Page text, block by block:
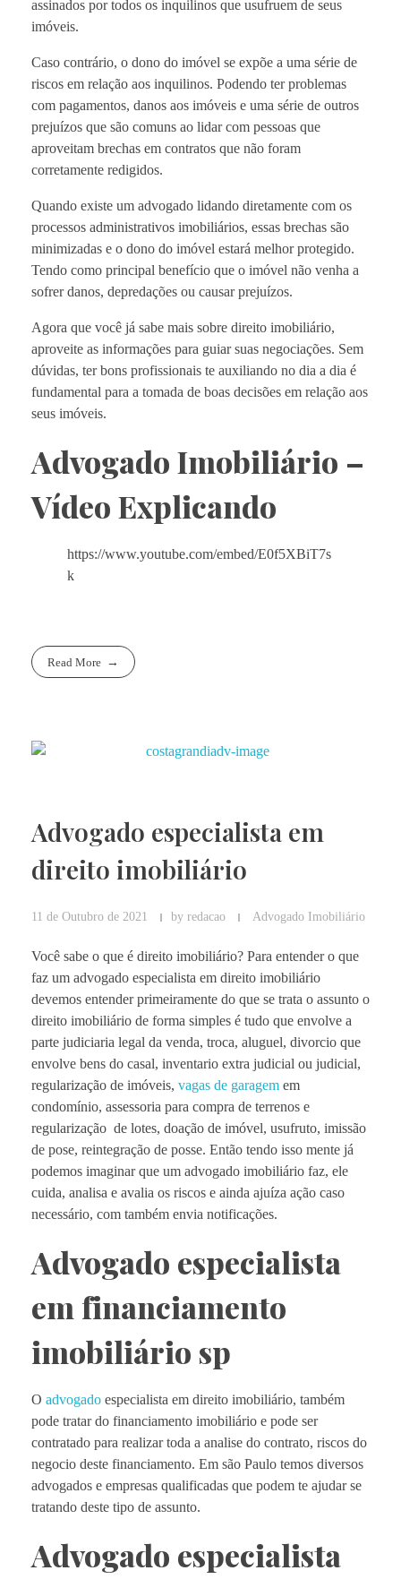
assinados por todos os inquilinos que usufruem de seus
imóveis.
Caso contrário, o dono do imóvel se expõe a uma série de
riscos em relação aos inquilinos. Podendo ter problemas
com pagamentos, danos aos imóveis e uma série de outros
prejuízos que são comuns ao lidar com pessoas que
aproveitam brechas em contratos que não foram
corretamente redigidos.
Quando existe um advogado lidando diretamente com os
processos administrativos imobiliários, essas brechas são
minimizadas e o dono do imóvel estará melhor protegido.
Tendo como principal benefício que o imóvel não venha a
sofrer danos, depredações ou causar prejuízos.
Agora que você já sabe mais sobre direito imobiliário,
aproveite as informações para guiar suas negociações. Sem
dúvidas, ter bons profissionais te auxiliando no dia a dia é
fundamental para a tomada de boas decisões em relação aos
seus imóveis.
Advogado Imobiliário –
Vídeo Explicando
https://www.youtube.com/embed/E0f5XBiT7s
k
Read More
Advogado especialista em
direito imobiliário
11 de Outubro de 2021 by redacao Advogado Imobiliário
Você sabe o que é direito imobiliário? Para entender o que
faz um advogado especialista em direito imobiliário
devemos entender primeiramente do que se trata o assunto o
direito imobiliário de forma simples é tudo que envolve a
parte judiciaria legal da venda, troca, aluguel, divorcio que
envolve bens do casal, inventario extra judicial ou judicial,
regularização de imóveis, vagas de garagem em
condomínio, assessoria para compra de terrenos e
regularização de lotes, doação de imóvel, usufruto, imissão
de pose, reintegração de posse. Então tendo isso mente já
podemos imaginar que um advogado imobiliário faz, ele
cuida, analisa e avalia os riscos e ainda ajuíza ação caso
necessário, com também envia notificações.
Advogado especialista
em financiamento
imobiliário sp
O advogado especialista em direito imobiliário, também
pode tratar do financiamento imobiliário e pode ser
contratado para realizar toda a analise do contrato, riscos do
negocio deste financiamento. Em são Paulo temos diversos
advogados e empresas qualificadas que podem te ajudar se
tratando deste tipo de assunto.
Advogado especialista